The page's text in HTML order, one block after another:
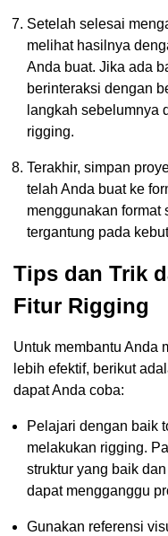
Setelah selesai
melihat hasilnya
Anda buat. Jika ada
berinteraksi dengan
langkah sebelumnya
rigging.
Terakhir, simpan
telah Anda buat ke
menggunakan format
tergantung pada
Tips dan Trik
Fitur Rigging
Untuk membantu Anda
lebih efektif, berikut
dapat Anda coba:
Pelajari dengan baik
melakukan rigging.
struktur yang baik
dapat mengganggu
Gunakan referensi